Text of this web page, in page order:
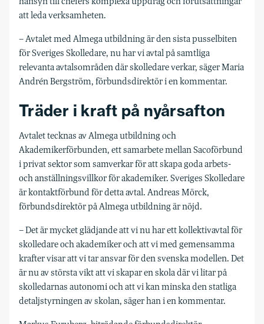
att leda verksamheten.
– Avtalet med Almega utbildning är den sista pusselbiten
för Sveriges Skolledare, nu har vi avtal på samtliga
relevanta avtalsområden där skolledare verkar, säger Maria
Andrén Bergström, förbundsdirektör i en kommentar.
Träder i kraft på nyårsafton
Avtalet tecknas av Almega utbildning och
Akademikerförbunden, ett samarbete mellan Sacoförbund
i privat sektor som samverkar för att skapa goda arbets-
och anställningsvillkor för akademiker. Sveriges Skolledare
är kontaktförbund för detta avtal. Andreas Mörck,
förbundsdirektör på Almega utbildning är nöjd.
– Det är mycket glädjande att vi nu har ett kollektivavtal för
skolledare och akademiker och att vi med gemensamma
krafter visar att vi tar ansvar för den svenska modellen. Det
är nu av största vikt att vi skapar en skola där vi litar på
skolledarnas autonomi och att vi kan minska den statliga
detaljstyrningen av skolan, säger han i en kommentar.